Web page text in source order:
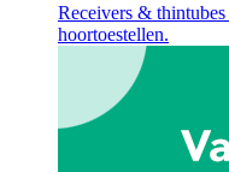
Receivers & thintubes
hoortoestellen.